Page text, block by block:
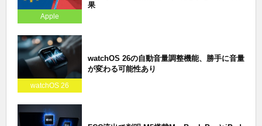
Apple
果
watchOS 26
watchOS 26の自動音量調整機能、勝手に音量
が変わる可能性あり